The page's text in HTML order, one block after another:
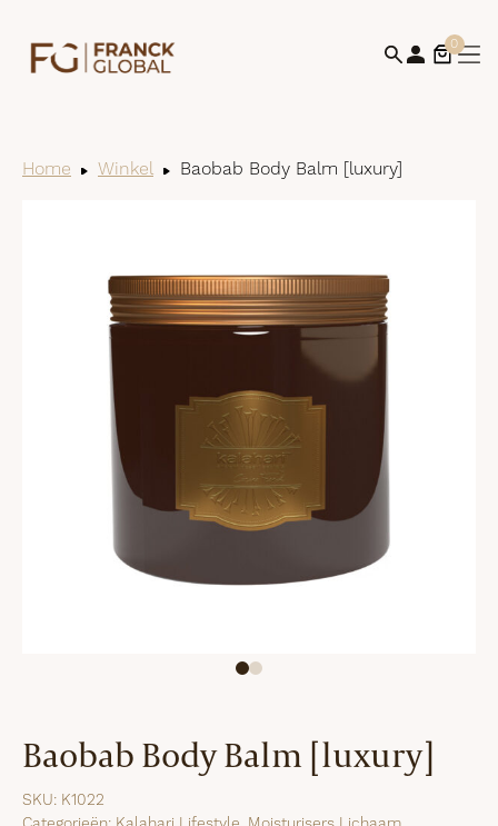
0
Home Winkel Baobab Body Balm [luxury]
Baobab Body Balm [luxury]
SKU: K1022